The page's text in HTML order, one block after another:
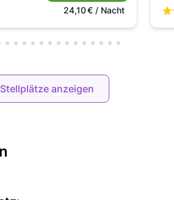
24,10€ / Nacht
anzeigen